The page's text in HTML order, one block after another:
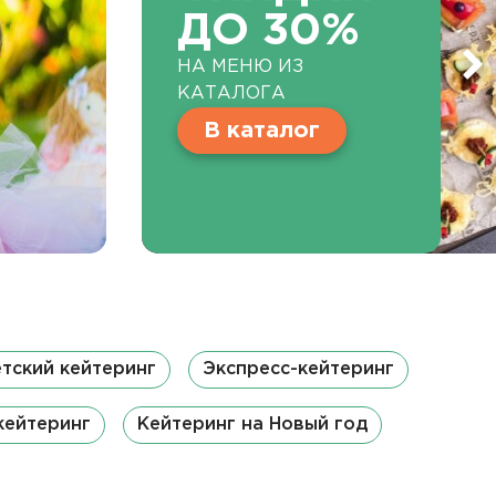
ДО 30%
НА МЕНЮ ИЗ
КАТАЛОГА
В каталог
кейтеринг Экспресс-кейтеринг
Кейтеринг на Новый год